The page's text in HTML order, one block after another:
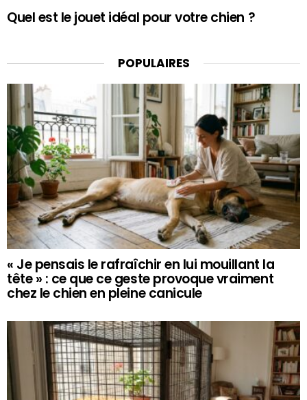
Quel est le jouet idéal pour votre chien ?
POPULAIRES
« Je pensais le rafraîchir en lui mouillant la
tête » : ce que ce geste provoque vraiment
chez le chien en pleine canicule